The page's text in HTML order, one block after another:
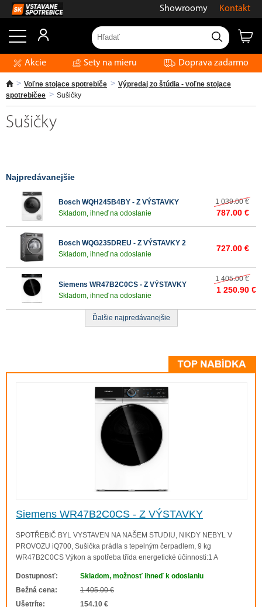
Showroomy Kontakt
Akcie Sety na mieru Doprava zadarmo
Voľne stojace spotrebiče
Výpredaj zo štúdia - voľne stojace
spotrebičee
Sušičky
Sušičky
Najpredávanejšie
Bosch WQH245B4BY - Z VÝSTAVKY
Skladom, ihneď na odoslanie
1 039.00 €
787.00 €
Bosch WQG235DREU - Z VÝSTAVKY 2
Skladom, ihneď na odoslanie
727.00 €
Siemens WR47B2C0CS - Z VÝSTAVKY
Skladom, ihneď na odoslanie
1 405.00 €
1 250.90 €
Ďalšie najpredávanejšie
Siemens WR47B2C0CS - Z VÝSTAVKY
SPOTŘEBIČ BYL VYSTAVEN NA NAŠEM STUDIU, NIKDY NEBYL V
PROVOZU iQ700, Sušička prádla s tepelným čerpadlem, 9 kg
WR47B2C0CS Výkon a spotřeba třída energetické účinnosti:1 A
třída hluku: A (na stupnici od A do D) hladina..
Dostupnosť:
Skladom, možnosť ihneď k odoslaniu
Bežná cena:
1 405.00 €
Ušetríte:
154.10 €